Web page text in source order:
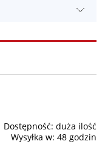
Dostępność: duża ilość
Wysyłka w: 48 godzin